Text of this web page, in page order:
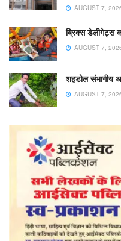
AUGUST 7,
ब्रिक्स डेलीगेट्स
AUGUST 7,
शहडोल संभागीय
AUGUST 7,